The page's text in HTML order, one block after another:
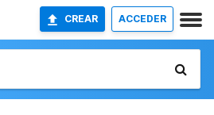
CREAR ACCEDER